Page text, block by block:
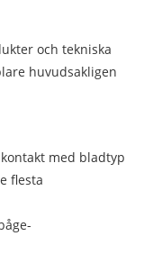
och tekniska
huvudsakligen
med bladtyp
flesta